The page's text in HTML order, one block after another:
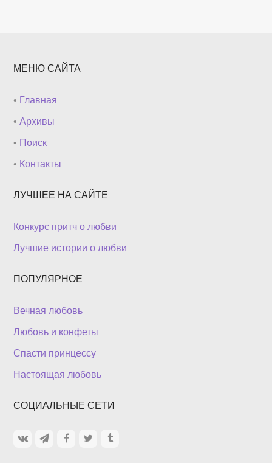
МЕНЮ САЙТА
• Главная
•Архивы
• Поиск
• Контакты
ЛУЧШЕЕ НА САЙТЕ
Конкурс притч о любви
Лучшие истории о любви
ПОПУЛЯРНОЕ
Вечная любовь
Любовь и конфеты
Спасти принцессу
Настоящая любовь
СОЦИАЛЬНЫЕ СЕТИ